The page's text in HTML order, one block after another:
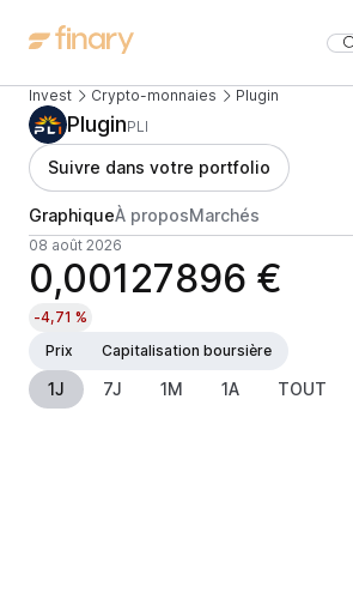
Invest Crypto-monnaies Plugin
PluginPLI
Suivre dans votre portfolio
GraphiqueÀ proposMarchés
08 août 2026
0,00127896 €
-4,71 %
Prix
Capitalisation boursière
1J 7J 1M 1A TOUT